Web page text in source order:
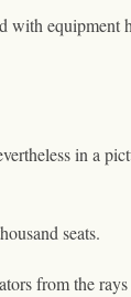
with equipment
in a
seats.
from the